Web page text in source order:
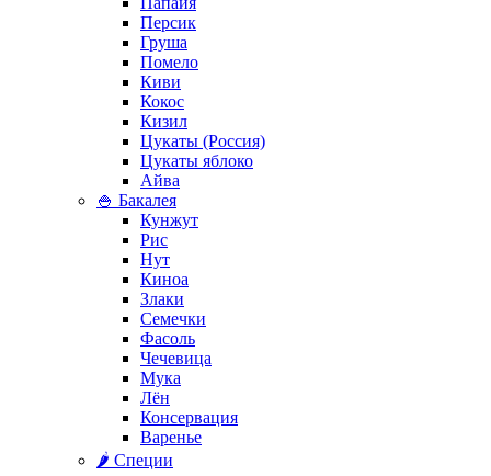
Персик
Груша
Помело
Киви
Кокос
Кизил
Цукаты (Россия)
Цукаты яблоко
Айва
🍚 Бакалея
Кунжут
Рис
Нут
Киноа
Злаки
Семечки
Фасоль
Чечевица
Мука
Лён
Консервация
Варенье
🌶️ Специи